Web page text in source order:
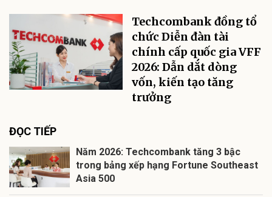
Techcombank đồng tổ
chức Diễn đàn tài
chính cấp quốc gia VFF
2026: Dẫn dắt dòng
vốn, kiến tạo tăng
trưởng
ĐỌC TIẾP
Năm 2026: Techcombank tăng 3 bậc
trong bảng xếp hạng Fortune Southeast
Asia 500